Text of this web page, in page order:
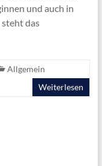
und auch in
steht das
Allgemein
Weiterlesen